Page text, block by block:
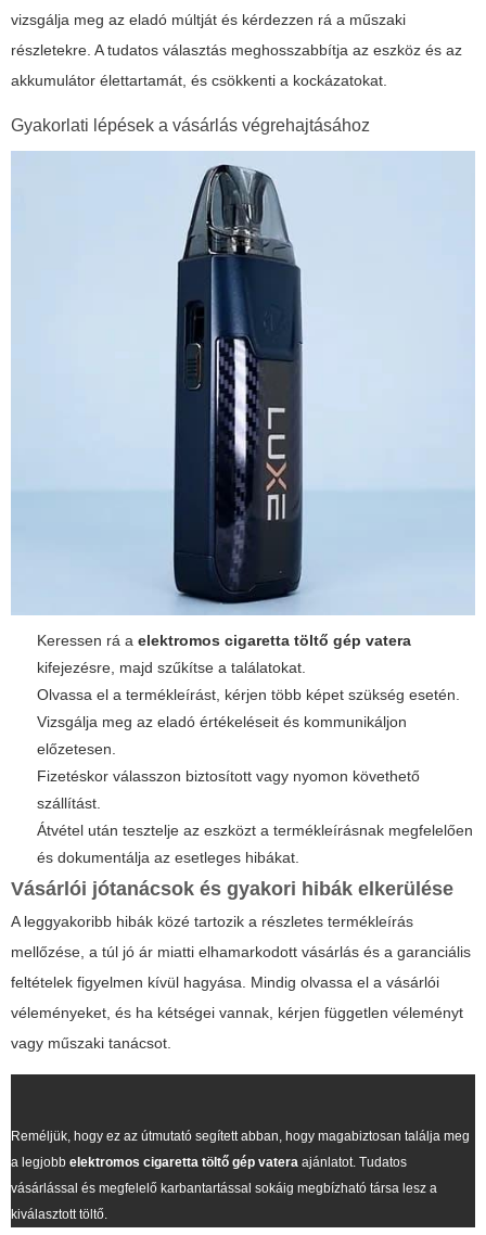
vizsgálja meg az eladó múltját és kérdezzen rá a műszaki
részletekre. A tudatos választás meghosszabbítja az eszköz és az
akkumulátor élettartamát, és csökkenti a kockázatokat.
Gyakorlati lépések a vásárlás végrehajtásához
Keressen rá a elektromos cigaretta töltő gép vatera
kifejezésre, majd szűkítse a találatokat.
Olvassa el a termékleírást, kérjen több képet szükség esetén.
Vizsgálja meg az eladó értékeléseit és kommunikáljon
előzetesen.
Fizetéskor válasszon biztosított vagy nyomon követhető
szállítást.
Átvétel után tesztelje az eszközt a termékleírásnak megfelelően
és dokumentálja az esetleges hibákat.
Vásárlói jótanácsok és gyakori hibák elkerülése
A leggyakoribb hibák közé tartozik a részletes termékleírás
mellőzése, a túl jó ár miatti elhamarkodott vásárlás és a garanciális
feltételek figyelmen kívül hagyása. Mindig olvassa el a vásárlói
véleményeket, és ha kétségei vannak, kérjen független véleményt
vagy műszaki tanácsot.
Reméljük, hogy ez az útmutató segített abban, hogy magabiztosan találja meg
a legjobb elektromos cigaretta töltő gép vatera ajánlatot. Tudatos
vásárlással és megfelelő karbantartással sokáig megbízható társa lesz a
kiválasztott töltő.